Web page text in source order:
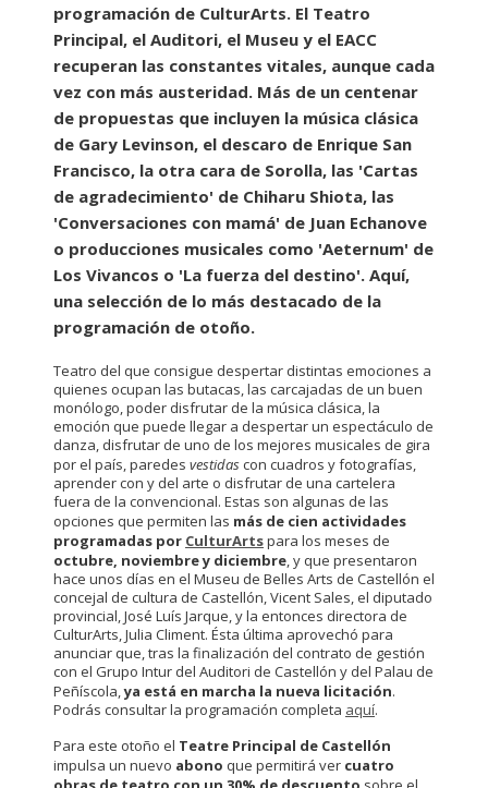
programación de CulturArts. El Teatro
Principal, el Auditori, el Museu y el EACC
recuperan las constantes vitales, aunque cada
vez con más austeridad. Más de un centenar
de propuestas que incluyen la música clásica
de Gary Levinson, el descaro de Enrique San
Francisco, la otra cara de Sorolla, las 'Cartas
de agradecimiento' de Chiharu Shiota, las
'Conversaciones con mamá' de Juan Echanove
o producciones musicales como 'Aeternum' de
Los Vivancos o 'La fuerza del destino'. Aquí,
una selección de lo más destacado de la
programación de otoño.
Teatro del que consigue despertar distintas emociones a
quienes ocupan las butacas, las carcajadas de un buen
monólogo, poder disfrutar de la música clásica, la
emoción que puede llegar a despertar un espectáculo de
danza, disfrutar de uno de los mejores musicales de gira
por el país, paredes vestidascon cuadros y fotografías,
aprender con y del arte o disfrutar de una cartelera
fuera de la convencional. Estas son algunas de las
opciones que permiten las más de cien actividades
programadas por CulturArtspara los meses de
octubre, noviembre y diciembre, y que presentaron
hace unos días en el Museu de Belles Arts de Castellón el
concejal de cultura de Castellón, Vicent Sales, el diputado
provincial, José Luís Jarque, y la entonces directora de
CulturArts, Julia Climent. Ésta última aprovechó para
anunciar que, tras la finalización del contrato de gestión
con el Grupo Intur del Auditori de Castellón y del Palau de
Peñíscola,ya está en marcha la nueva licitación.
Podrás consultar la programación completa aquí.
Para este otoño el Teatre Principal de Castellón
impulsa un nuevo abono que permitirá ver cuatro